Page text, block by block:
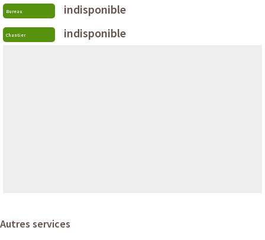
Bureau indisponible
Chantier indisponible
Autres services